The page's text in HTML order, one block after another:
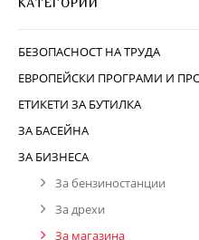
БЕЗОПАСНОСТ НА ТРУДА
ЕВРОПЕЙСКИ ПРОГРАМИ И
ЕТИКЕТИ ЗА БУТИЛКА
ЗА БАСЕЙНА
ЗА БИЗНЕСА
За бензиностанции
За дрехи
За магазина